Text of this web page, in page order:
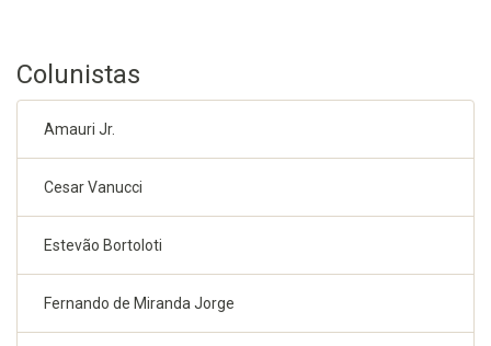
Colunistas
Amauri Jr.
Cesar Vanucci
Estevão Bortoloti
Fernando de Miranda Jorge